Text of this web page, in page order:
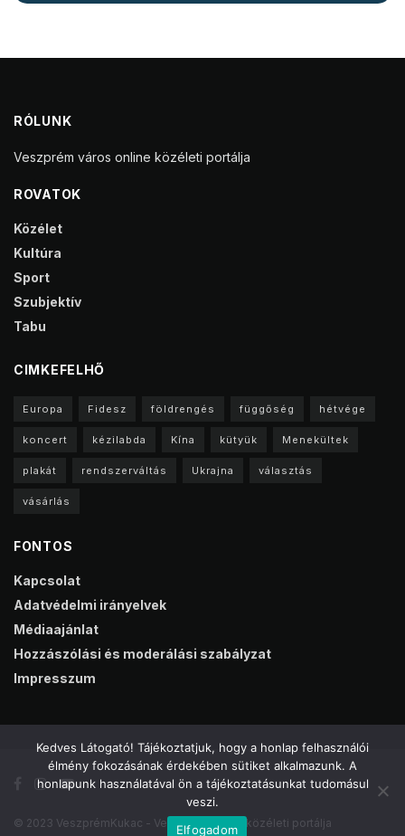
RÓLUNK
Veszprém város online közéleti portálja
ROVATOK
Közélet
Kultúra
Sport
Szubjektív
Tabu
CIMKEFELHŐ
Europa Fidesz földrengés függőség hétvége
koncert kézilabda Kína kütyük Menekültek
plakát rendszerváltás Ukrajna választás
vásárlás
FONTOS
Kapcsolat
Adatvédelmi irányelvek
Médiaajánlat
Hozzászólási és moderálási szabályzat
Impresszum
© 2023 VeszprémKukac - Veszprém online közéleti portálja
Kedves Látogató! Tájékoztatjuk, hogy a honlap felhasználói
élmény fokozásának érdekében sütiket alkalmazunk. A
honlapunk használatával ön a tájékoztatásunkat tudomásul
veszi.
Elfogadom